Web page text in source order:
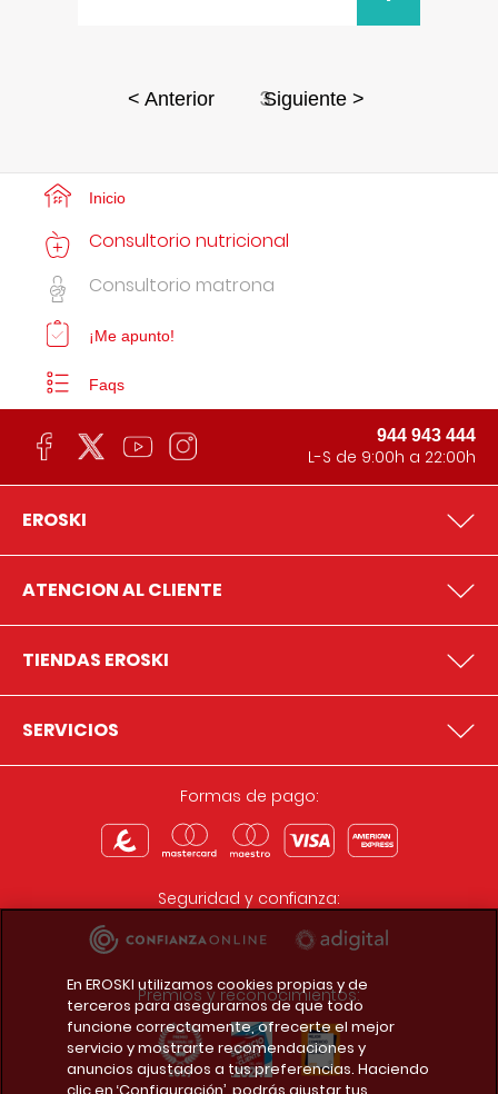
< Anterior 3Siguiente >
Inicio
Consultorio nutricional
Consultorio matrona
¡Me apunto!
Faqs
944 943 444
L-S de 9:00h a 22:00h
EROSKI
ATENCION AL CLIENTE
TIENDAS EROSKI
SERVICIOS
Formas de pago:
Seguridad y confianza:
Premios y reconocimientos:
En EROSKI utilizamos cookies propias y de
terceros para asegurarnos de que todo
funcione correctamente, ofrecerte el mejor
servicio y mostrarte recomendaciones y
anuncios ajustados a tus preferencias. Haciendo
clic en ‘Configuración’, podrás ajustar tus